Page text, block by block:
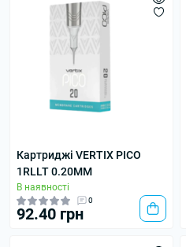
Картриджі VERTIX PICO
1RLLT 0.20MM
В наявності
0
92.40 грн